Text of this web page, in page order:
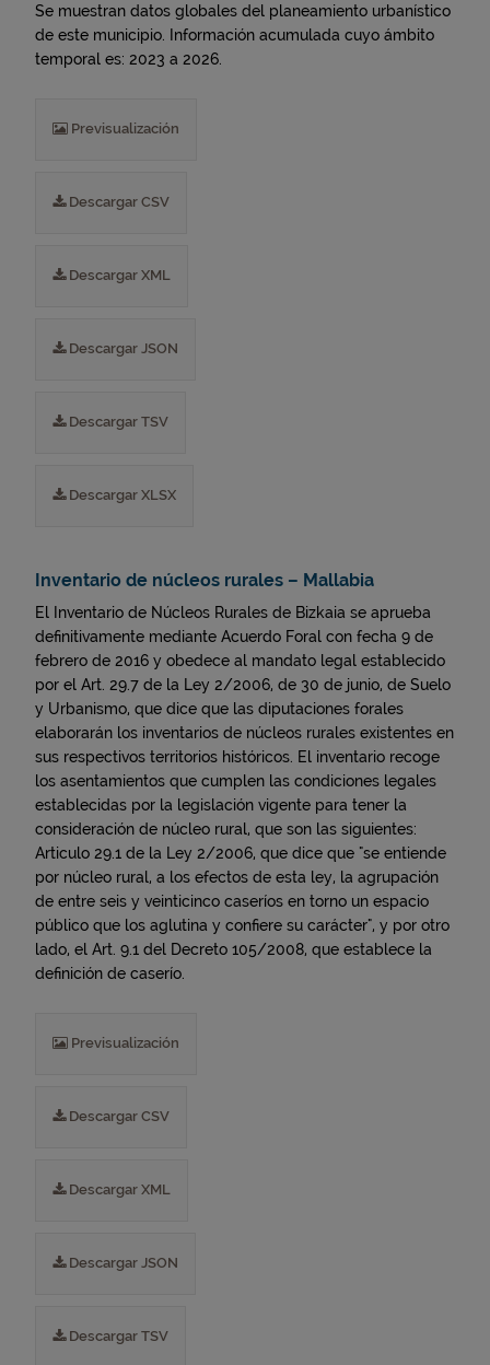
Se muestran datos globales del planeamiento urbanístico
de este municipio. Información acumulada cuyo ámbito
temporal es: 2023 a 2026.
Previsualización
Descargar CSV
Descargar XML
Descargar JSON
Descargar TSV
Descargar XLSX
Inventario de núcleos rurales – Mallabia
El Inventario de Núcleos Rurales de Bizkaia se aprueba
definitivamente mediante Acuerdo Foral con fecha 9 de
febrero de 2016 y obedece al mandato legal establecido
por el Art. 29.7 de la Ley 2/2006, de 30 de junio, de Suelo
y Urbanismo, que dice que las diputaciones forales
elaborarán los inventarios de núcleos rurales existentes en
sus respectivos territorios históricos. El inventario recoge
los asentamientos que cumplen las condiciones legales
establecidas por la legislación vigente para tener la
consideración de núcleo rural, que son las siguientes:
Articulo 29.1 de la Ley 2/2006, que dice que "se entiende
por núcleo rural, a los efectos de esta ley, la agrupación
de entre seis y veinticinco caseríos en torno un espacio
público que los aglutina y confiere su carácter", y por otro
lado, el Art. 9.1 del Decreto 105/2008, que establece la
definición de caserío.
Previsualización
Descargar CSV
Descargar XML
Descargar JSON
Descargar TSV